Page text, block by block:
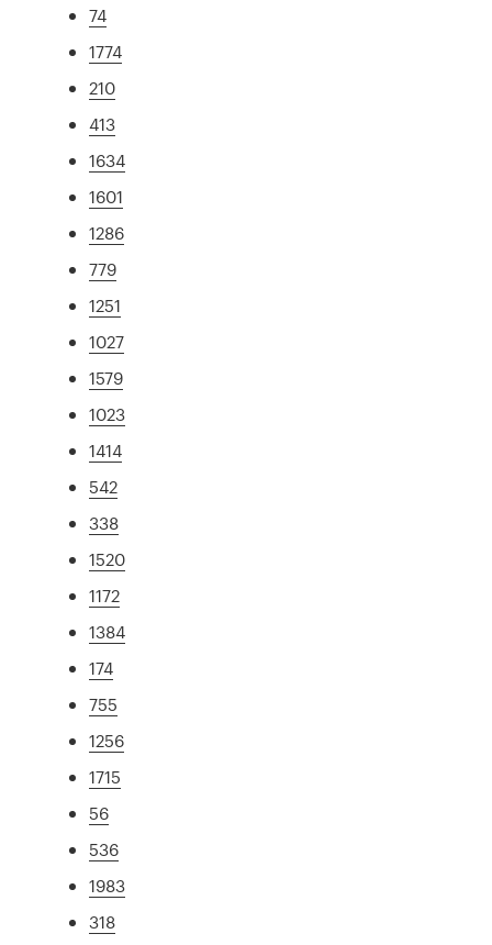
74
1774
210
413
1634
1601
1286
779
1251
1027
1579
1023
1414
542
338
1520
1172
1384
174
755
1256
1715
56
536
1983
318